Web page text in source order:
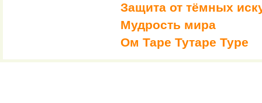
Защита от тёмных
Мудрость мира
Ом Таре Тутаре Туре